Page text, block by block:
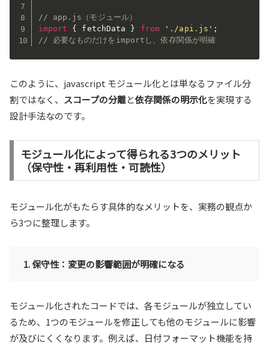
// app.js（モジュール）
import
{ fetchData } from './api.js' ;
// 必要なものだけをimportし、依存関係が明確
このように、javascript モジュール化とは単なるファイル分
割ではなく、 スコープの分離と依存関係の明示化を実現する
設計手法なのです。
モジュール化によって得られる3つのメリット
（保守性・再利用性・可読性）
モジュール化がもたらす具体的なメリットを、実務の観点か
ら3つに整理します。
1. 保守性：変更の影響範囲が明確になる
モジュール化されたコードでは、各モジュールが独立してい
るため、1つのモジュールを修正しても他のモジュールに影響
が及びにくくなります。例えば、日付フォーマット機能を持